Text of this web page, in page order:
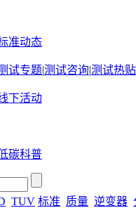
准动态
试专题|测试咨询|测试热贴
下活动
碳科普
TUV 标准 质量 逆变器